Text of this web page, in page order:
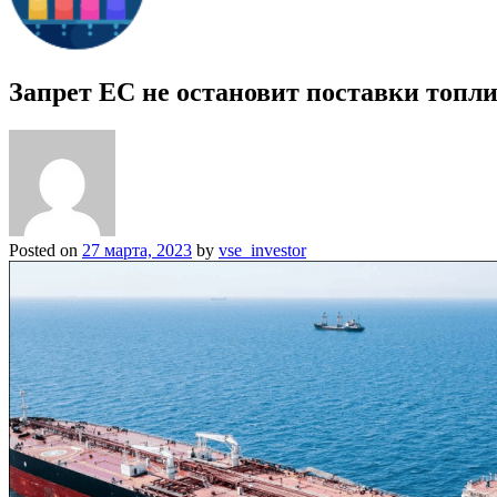
Запрет ЕС не остановит поставки
Posted on 27 марта, 2023 by vse_investor